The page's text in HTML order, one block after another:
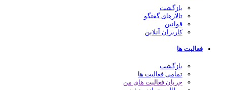
بازگشت
تالارهای گفتگو
قوانین
کاربران آنلاین
فعالیت ها
بازگشت
تمامی فعالیت ها
جریان فعالیت های من